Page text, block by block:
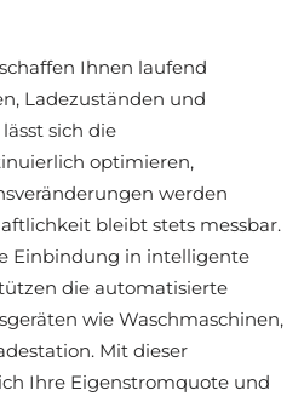
Ihnen laufend
Ladezuständen und
sich die
optimieren,
werden
bleibt stets messbar.
Einbindung in intelligente
die automatisierte
wie Waschmaschinen,
Mit dieser
Ihre Eigenstromquote und